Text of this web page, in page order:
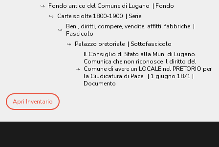
Fondo antico del Comune di Lugano | Fondo
Carte sciolte 1800-1900 | Serie
Beni, diritti, compere, vendite, affitti, fabbriche |
Fascicolo
Palazzo pretoriale | Sottofascicolo
Il Consiglio di Stato alla Mun. di Lugano.
Comunica che non riconosce il diritto del
Comune di avere un LOCALE nel PRETORIO per
la Giudicatura di Pace. | 1 giugno 1871 |
Documento
Apri Inventario